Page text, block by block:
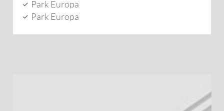
Park Europa
Park Europa